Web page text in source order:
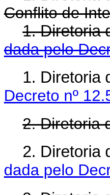
Conflito de
1.
dada pelo
1.
Decreto nº
2. Diretoria
2.
dada pelo